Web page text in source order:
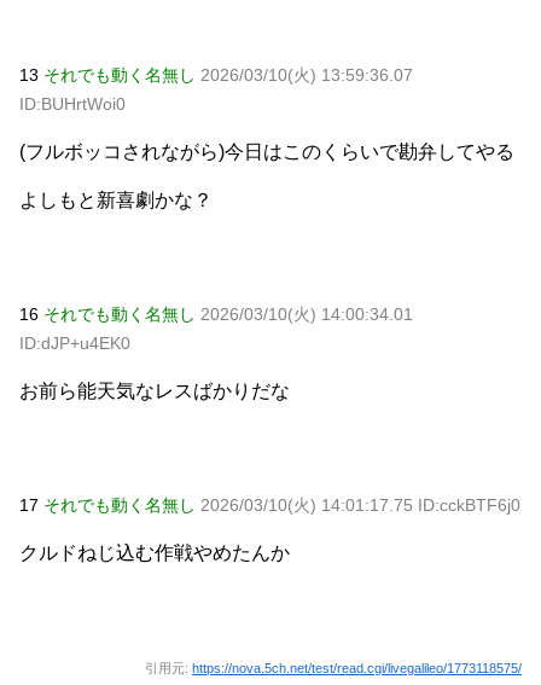
13 それでも動く名無し 2026/03/10(火) 13:59:36.07
ID:BUHrtWoi0
(フルボッコされながら)今日はこのくらいで勘弁してやる
よしもと新喜劇かな？
16 それでも動く名無し 2026/03/10(火) 14:00:34.01
ID:dJP+u4EK0
お前ら能天気なレスばかりだな
17 それでも動く名無し 2026/03/10(火) 14:01:17.75 ID:cckBTF6j0
クルドねじ込む作戦やめたんか
引用元: https://nova.5ch.net/test/read.cgi/livegalileo/1773118575/